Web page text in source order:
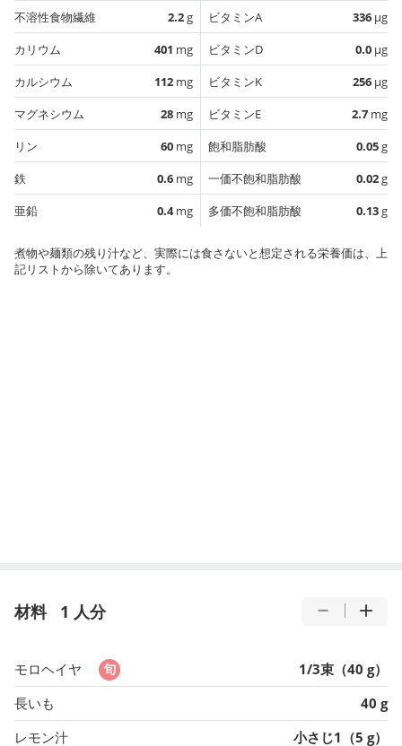
不溶性食物繊維
2.2g
カリウム
401 mg
カルシウム
112 mg
マグネシウム
28 mg
リン
60 mg
鉄
0.6 mg
亜鉛
0.4mg
ビタミンA
336 µg
ビタミンD
0.0 µg
ビタミンK
256 µg
ビタミンE
2.7 mg
飽和脂肪酸
0.05g
一価不飽和脂肪酸
0.02g
多価不飽和脂肪酸
0.13g
煮物や麺類の残り汁など、実際には食さないと想定される栄養価は、上
記リストから除いてあります。
材料 1 人分
モロヘイヤ
1/3束（40 g）
長いも
40 g
レモン汁
小さじ1（5 g）